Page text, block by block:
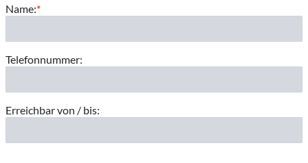
Name:*
Telefonnummer:
Erreichbar von / bis: